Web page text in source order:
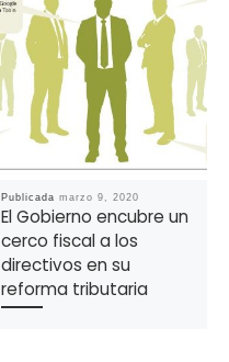
Publicada marzo 9, 2020
El Gobierno encubre un
cerco fiscal a los
directivos en su
reforma tributaria